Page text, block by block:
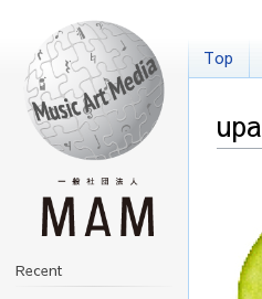
Top
upa
Recent